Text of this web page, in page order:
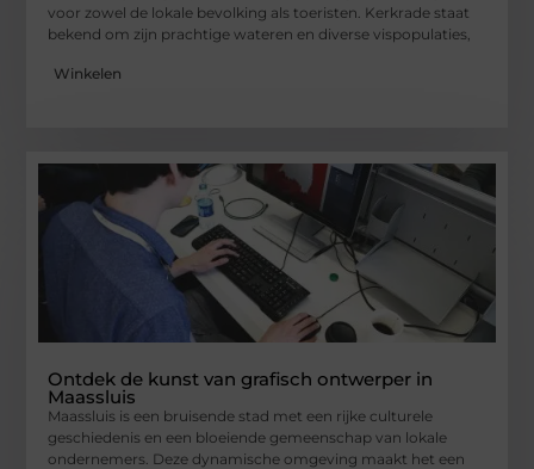
voor zowel de lokale bevolking als toeristen. Kerkrade staat
bekend om zijn prachtige wateren en diverse vispopulaties,
Winkelen
Ontdek de kunst van grafisch ontwerper in
Maassluis
Maassluis is een bruisende stad met een rijke culturele
geschiedenis en een bloeiende gemeenschap van lokale
ondernemers. Deze dynamische omgeving maakt het een